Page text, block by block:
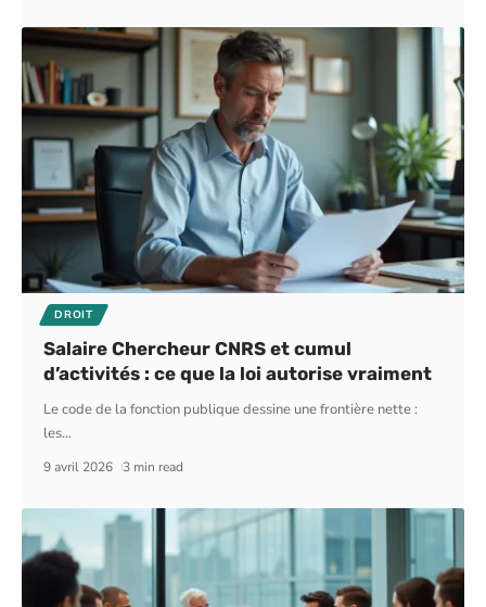
DROIT
Salaire Chercheur CNRS et cumul
d’activités : ce que la loi autorise vraiment
Le code de la fonction publique dessine une frontière nette :
les…
9 avril 2026 3 min read